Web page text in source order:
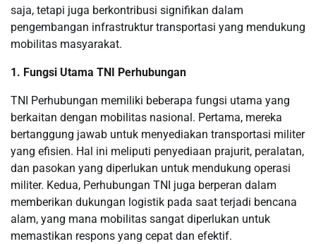
saja, tetapi juga berkontribusi signifikan dalam
pengembangan infrastruktur transportasi yang mendukung
mobilitas masyarakat.
1. Fungsi Utama TNI Perhubungan
TNI Perhubungan memiliki beberapa fungsi utama yang
berkaitan dengan mobilitas nasional. Pertama, mereka
bertanggung jawab untuk menyediakan transportasi militer
yang efisien. Hal ini meliputi penyediaan prajurit, peralatan,
dan pasokan yang diperlukan untuk mendukung operasi
militer. Kedua, Perhubungan TNI juga berperan dalam
memberikan dukungan logistik pada saat terjadi bencana
alam, yang mana mobilitas sangat diperlukan untuk
memastikan respons yang cepat dan efektif.